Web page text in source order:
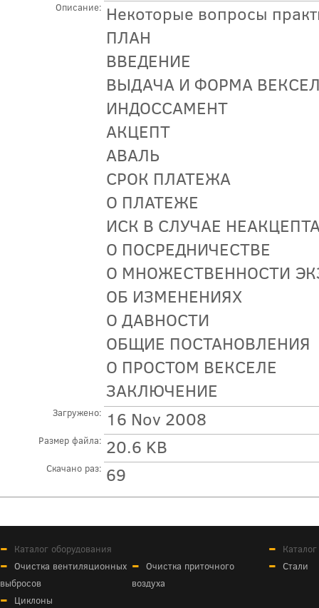
Описание: Некоторые вопросы
ПЛАН
ВВЕДЕНИЕ
ВЫДАЧА И ФОРМА
ИНДОССАМЕНТ
АКЦЕПТ
АВАЛЬ
СРОК ПЛАТЕЖА
О ПЛАТЕЖЕ
ИСК В СЛУЧАЕ
О ПОСРЕДНИЧЕСТВЕ
О МНОЖЕСТВЕННОСТИ
ОБ ИЗМЕНЕНИЯХ
О ДАВНОСТИ
ОБЩИЕ ПОСТАНОВЛЕНИЯ
O ПРОСТОМ ВЕКСЕЛЕ
ЗАКЛЮЧЕНИЕ
Загружено: 16 Nov 2008
Размер файла: 20.6 KB
Скачано раз: 69
Каталог оборудования
Очистка вентиляционных
выбросов
Очистка приточного
воздуха
Циклоны
Стали